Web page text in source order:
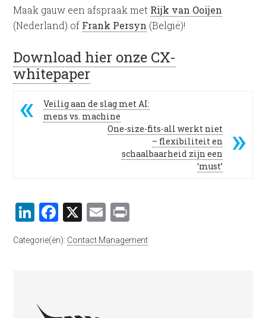
Maak gauw een afspraak met Rijk van Ooijen
(Nederland) of Frank Persyn (België)!
Download hier onze CX-
whitepaper
Veilig aan de slag met AI:
mens vs. machine
One-size-fits-all werkt niet
– flexibiliteit en
schaalbaarheid zijn een
‘must’
LinkedIn
Facebook
X Email
Categorie(ën): Contact Management